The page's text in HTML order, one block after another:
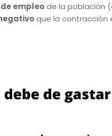
empleode la población
que la contracción